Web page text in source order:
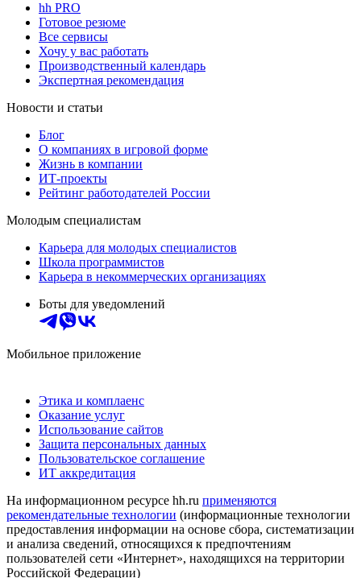
hh PRO
Готовое резюме
Все сервисы
Хочу у вас работать
Производственный календарь
Экспертная рекомендация
Новости и статьи
Блог
О компаниях в игровой форме
Жизнь в компании
ИТ-проекты
Рейтинг работодателей России
Молодым специалистам
Карьера для молодых специалистов
Школа программистов
Карьера в некоммерческих организациях
Боты для уведомлений
Мобильное приложение
Этика и комплаенс
Оказание услуг
Использование сайтов
Защита персональных данных
Пользовательское соглашение
ИТ аккредитация
На информационном ресурсе hh.ru применяются
рекомендательные технологии (информационные технологии
предоставления информации на основе сбора, систематизации
и анализа сведений, относящихся к предпочтениям
пользователей сети «Интернет», находящихся на территории
Российской Федерации)